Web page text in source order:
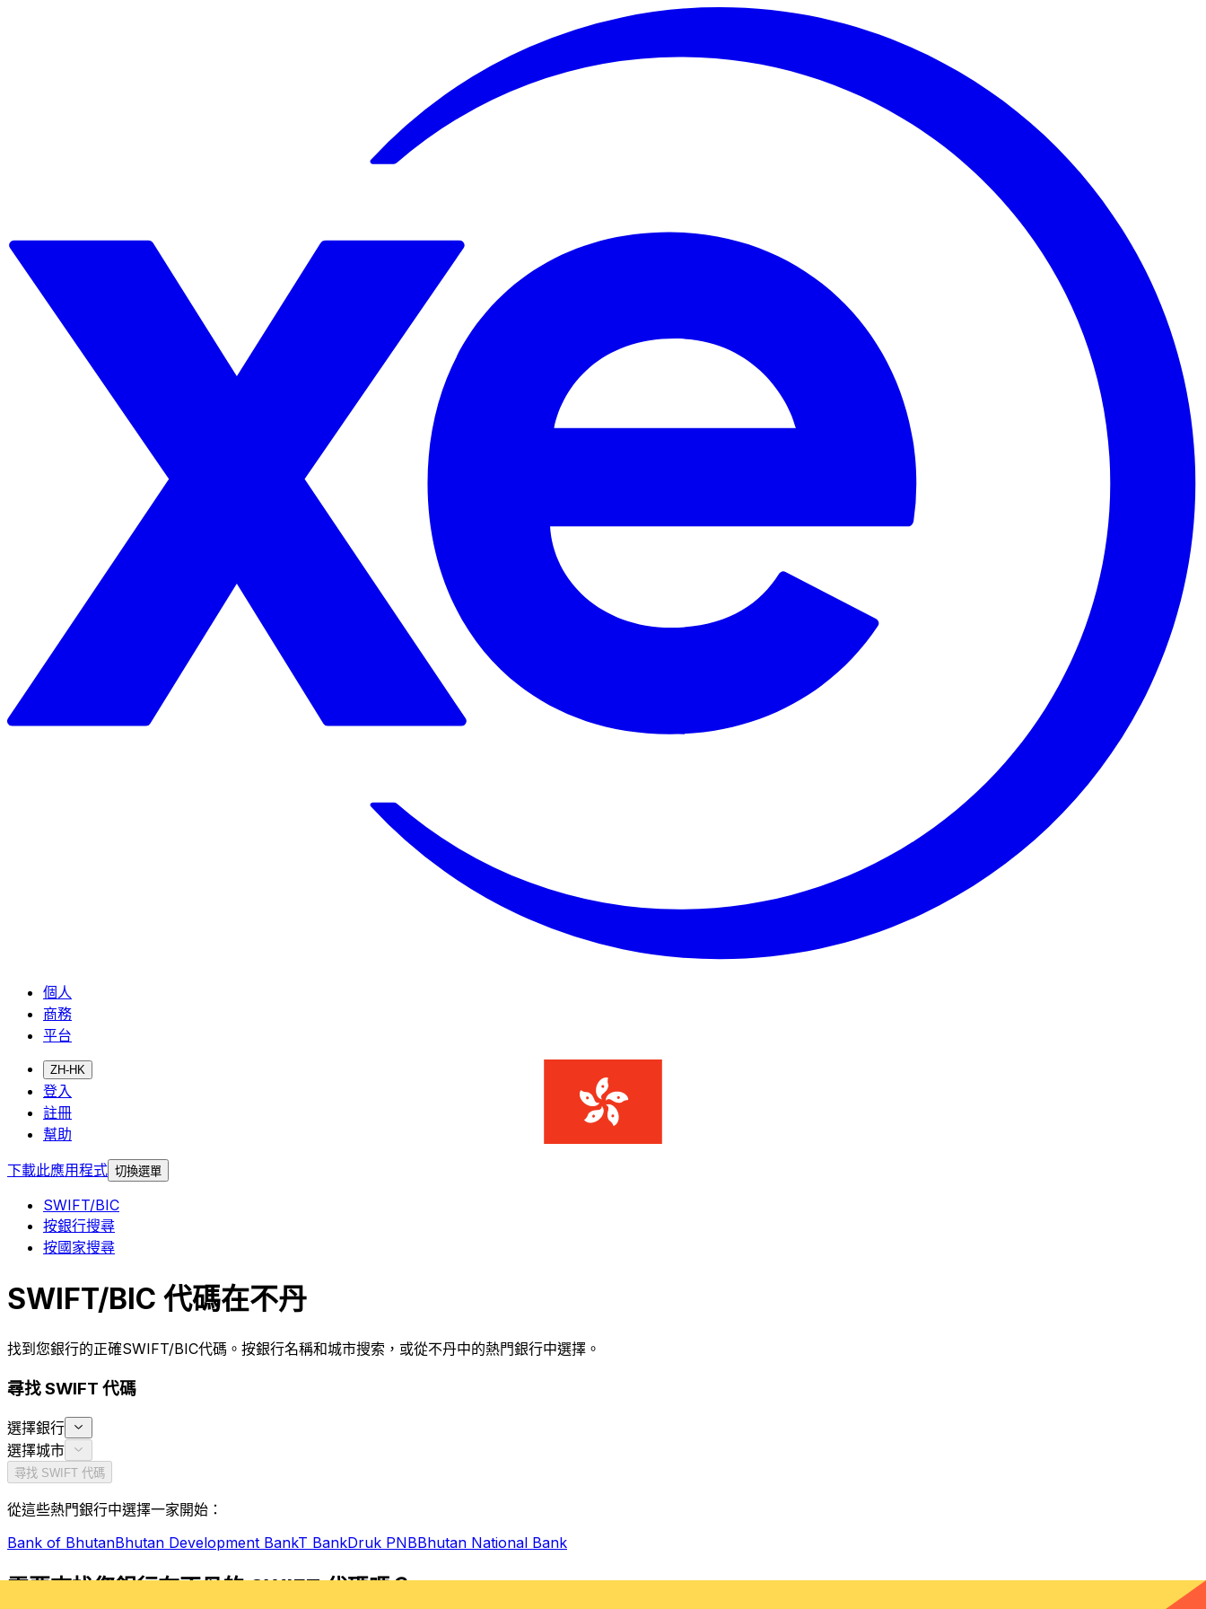
個人
商務
平台
ZH-HK
登入
註冊
幫助
下載此應用程式 切換選單
SWIFT/BIC
按銀行搜尋
按國家搜尋
SWIFT/BIC 代碼在不丹
找到您銀行的正確SWIFT/BIC代碼。按銀行名稱和城市搜索，或從不丹中的熱門銀行中選擇。
尋找 SWIFT 代碼
選擇銀行
選擇城市
尋找 SWIFT 代碼
從這些熱門銀行中選擇一家開始：
Bank of BhutanBhutan Development BankT BankDruk PNBBhutan National Bank
需要查找您銀行在不丹的 SWIFT 代碼嗎？